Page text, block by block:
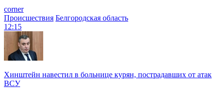
corner
Происшествия Белгородская область
12:15
Хинштейн навестил в больнице курян, пострадавших от атак
ВСУ